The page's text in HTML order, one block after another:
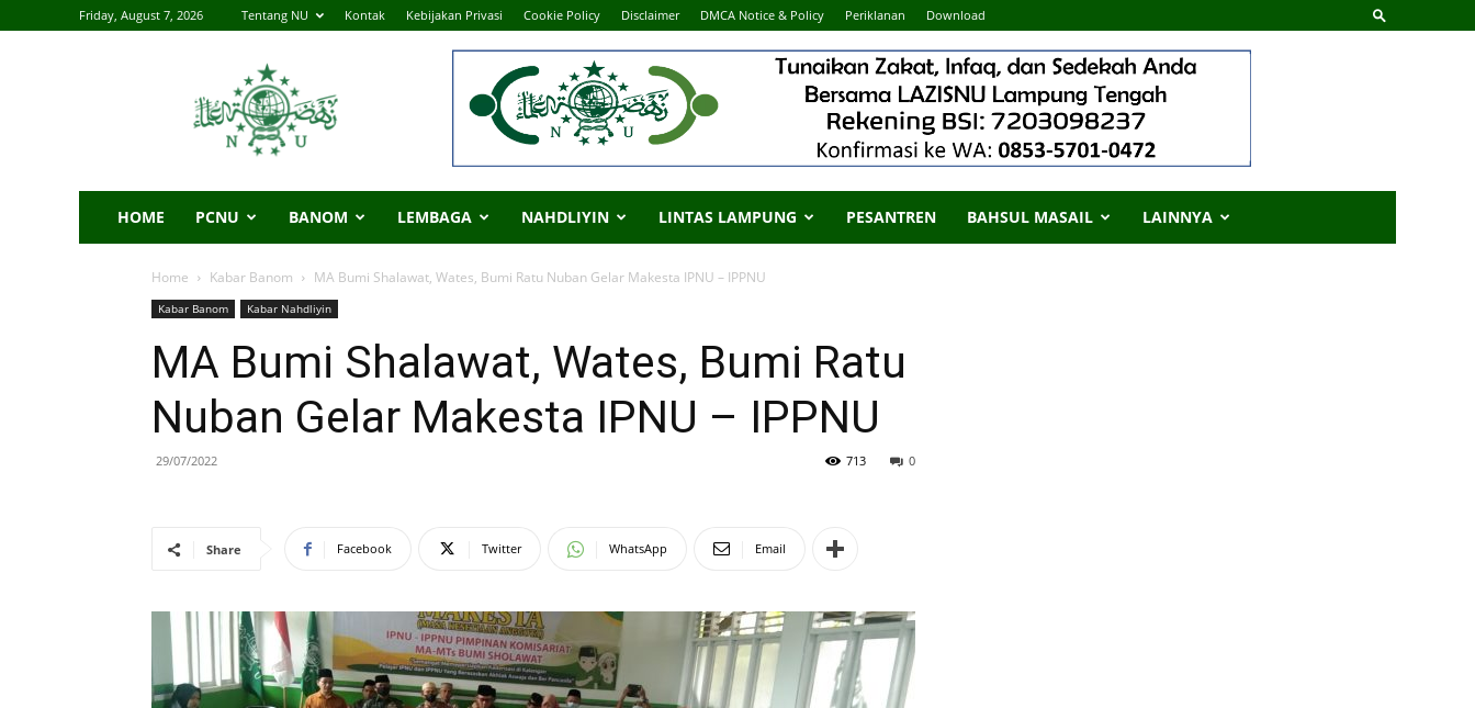
Friday, August 7, 2026 Tentang NU Kontak Kebijakan Privasi Cookie Policy Disclaimer DMCA Notice & Policy Periklanan Download
HOME PCNU BANOM LEMBAGA NAHDLIYIN LINTAS LAMPUNG PESANTREN BAHSUL MASAIL LAINNYA
Home Kabar Banom MA Bumi Shalawat, Wates, Bumi Ratu Nuban Gelar Makesta IPNU – IPPNU
Kabar Banom Kabar Nahdliyin
MA Bumi Shalawat, Wates, Bumi Ratu
Nuban Gelar Makesta IPNU – IPPNU
29/07/2022 0
713
Share Facebook Twitter WhatsApp Email